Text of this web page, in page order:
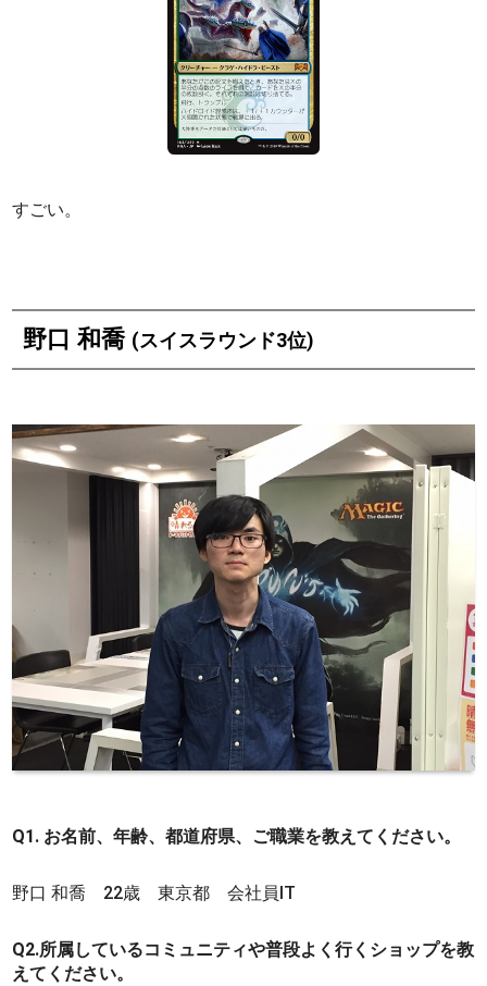
すごい。
野口 和喬 (スイスラウンド3位)
Q1. お名前、年齢、都道府県、ご職業を教えてください。
野口 和喬 22歳 東京都 会社員IT
Q2.所属しているコミュニティや普段よく行くショップを教
えてください。